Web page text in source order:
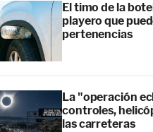
El timo de la
playero que
pertenencias
La "operación
controles,
las carreteras